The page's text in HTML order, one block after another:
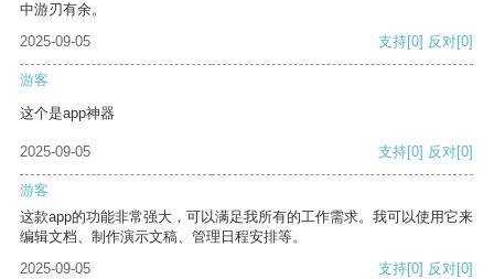
中游刃有余。
2025-09-05
支持[0] 反对[0]
游客
这个是app神器
2025-09-05 支持[0] 反对[0]
游客
这款app的功能非常强大，可以满足我所有的工作需求。我可以使用它来
编辑文档、制作演示文稿、管理日程安排等。
2025-09-05
支持[0] 反对[0]